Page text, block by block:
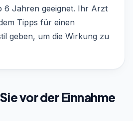
6 Jahren geeignet. Ihr Arzt
Tipps für einen
geben, um die Wirkung zu
vor der Einnahme